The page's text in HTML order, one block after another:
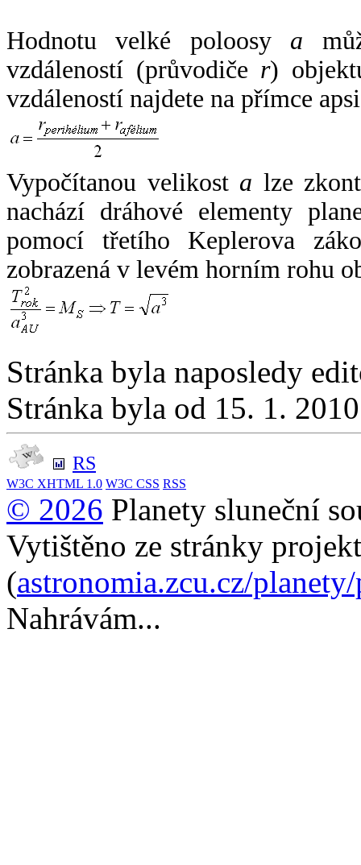
Hodnotu velké poloosy a
vzdáleností (průvodiče r)
vzdáleností najdete na přímce
Vypočítanou velikost a lze
nachází dráhové elementy
pomocí třetího Keplerova
zobrazená v levém horním rohu
Stránka byla naposledy
Stránka byla od 15. 1.
RS
W3C XHTML 1.0 W3C CSS RSS
© 2026 Planety sluneční
Vytištěno ze stránky
(astronomia.zcu.cz/
Nahrávám...